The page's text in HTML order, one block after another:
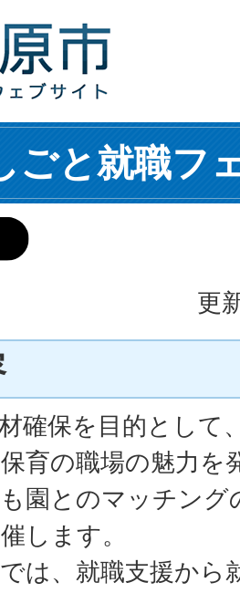
ごと就職フ
更
確保を目的として
育の職場の魅力を
園とのマッチン
します。
は、就職支援から